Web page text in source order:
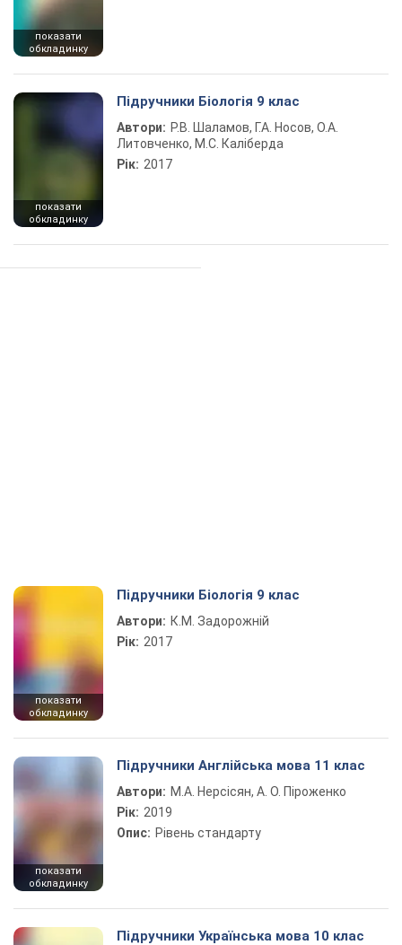
показати
обкладинку
показати
обкладинку
Підручники Біологія 9 клас
Автори: Р.В. Шаламов, Г.А. Носов, О.А.
Литовченко, М.С. Каліберда
Рік: 2017
показати
обкладинку
Підручники Біологія 9 клас
Автори: К.М. Задорожній
Рік: 2017
показати
обкладинку
Підручники Англійська мова 11 клас
Автори: М.А. Нерсісян, А. О. Піроженко
Рік: 2019
Опис: Рівень стандарту
Підручники Українська мова 10 клас